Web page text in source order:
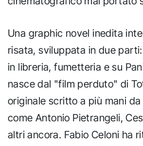
Una graphic novel inedita
risata, sviluppata in due
in libreria, fumetteria e su
nasce dal "film perduto" di
originale scritto a più mani
come Antonio Pietrangeli,
altri ancora. Fabio Celoni ha